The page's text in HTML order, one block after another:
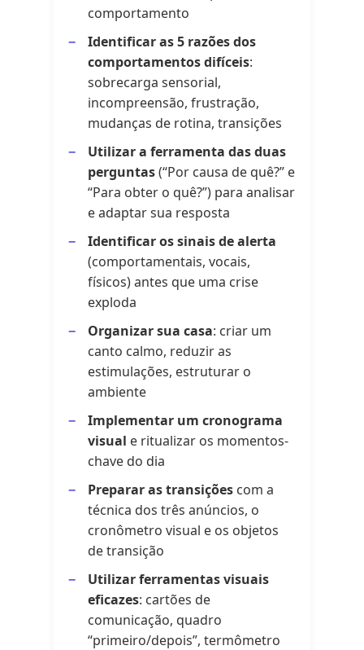
comportamento
Identificar as 5 razões dos
comportamentos difíceis:
sobrecarga sensorial,
incompreensão, frustração,
mudanças de rotina, transições
Utilizar a ferramenta das duas
perguntas(“Por causa de quê?” e
“Para obter o quê?”) para analisar
e adaptar sua resposta
Identificar os sinais de alerta
(comportamentais, vocais,
físicos) antes que uma crise
exploda
Organizar sua casa: criar um
canto calmo, reduzir as
estimulações, estruturar o
ambiente
Implementar um cronograma
visual e ritualizar os momentos-
chave do dia
Preparar as transições com a
técnica dos três anúncios, o
cronômetro visual e os objetos
de transição
Utilizar ferramentas visuais
eficazes: cartões de
comunicação, quadro
“primeiro/depois”, termômetro